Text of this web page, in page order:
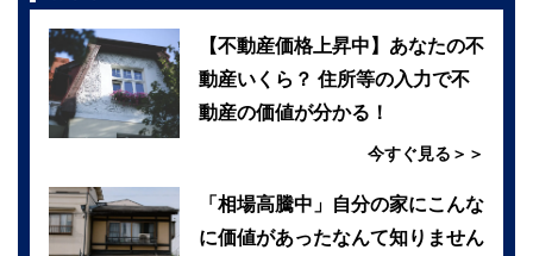
【不動産価格上昇中】あなたの不
動産いくら？ 住所等の入力で不
動産の価値が分かる！
今すぐ見る＞＞
「相場高騰中」自分の家にこんな
に価値があったなんて知りません